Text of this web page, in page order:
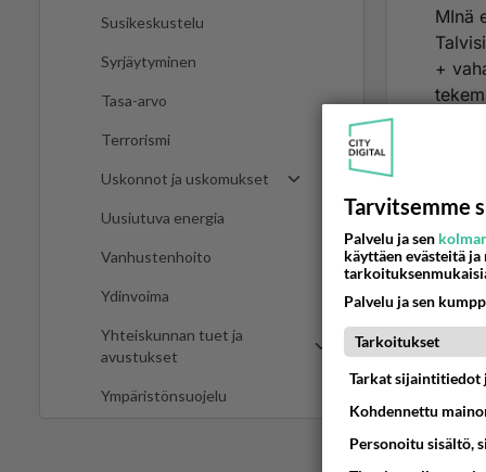
Susikeskustelu
Syrjäytyminen
Tasa-arvo
Terrorismi
Uskonnot ja uskomukset
Uusiutuva energia
Vanhustenhoito
Ydinvoima
Yhteiskunnan tuet ja
avustukset
Ympäristönsuojelu
MInä
+
Eipä
2
Tarvitsemme
Palvelu ja sen
käyttäen evästeitä
Palvelu ja sen
Tarkoitukset
Tarkat sijaintitiedot
Kohdennettu
Personoitu sisältö,